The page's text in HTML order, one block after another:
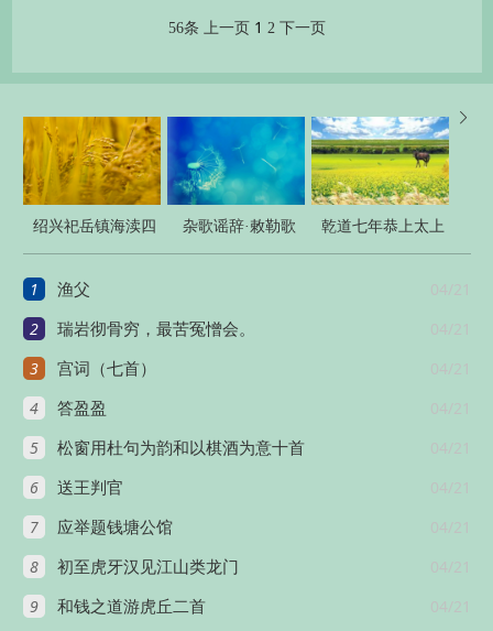
56条 上一页 1 2 下一页

绍兴祀岳镇海渎四
十三首
杂歌谣辞·敕勒歌
乾道七年恭上太上
皇帝太上皇后尊号
1 04/21
渔父
2 04/21
瑞岩彻骨穷，最苦冤憎会。
3 04/21
宫词（七首）
4 04/21
答盈盈
5 04/21
松窗用杜句为韵和以棋酒为意十首
6 04/21
送王判官
7 04/21
应举题钱塘公馆
8 04/21
初至虎牙汉见江山类龙门
9 04/21
和钱之道游虎丘二首